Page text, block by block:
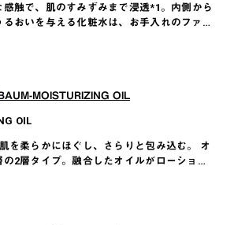
感触で、肌のすみずみまで浸透*1。内側から
るおいを与える化粧水は、お手入れのファ…
OIL
を柔らかにほぐし、さらりと包み込む。 オ
の2層タイプ。融合したオイルがローショ…